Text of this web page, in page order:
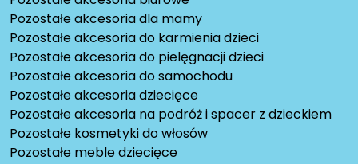
Pozostałe akcesoria dla mamy
Pozostałe akcesoria do karmienia dzieci
Pozostałe akcesoria do pielęgnacji dzieci
Pozostałe akcesoria do samochodu
Pozostałe akcesoria dziecięce
Pozostałe akcesoria na podróż i spacer z dzieckiem
Pozostałe kosmetyki do włosów
Pozostałe meble dziecięce